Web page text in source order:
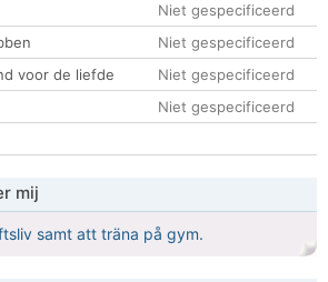
Niet gespecificeerd
Niet gespecificeerd
voor de liefde
Niet gespecificeerd
Niet gespecificeerd
mij
samt att träna på gym.